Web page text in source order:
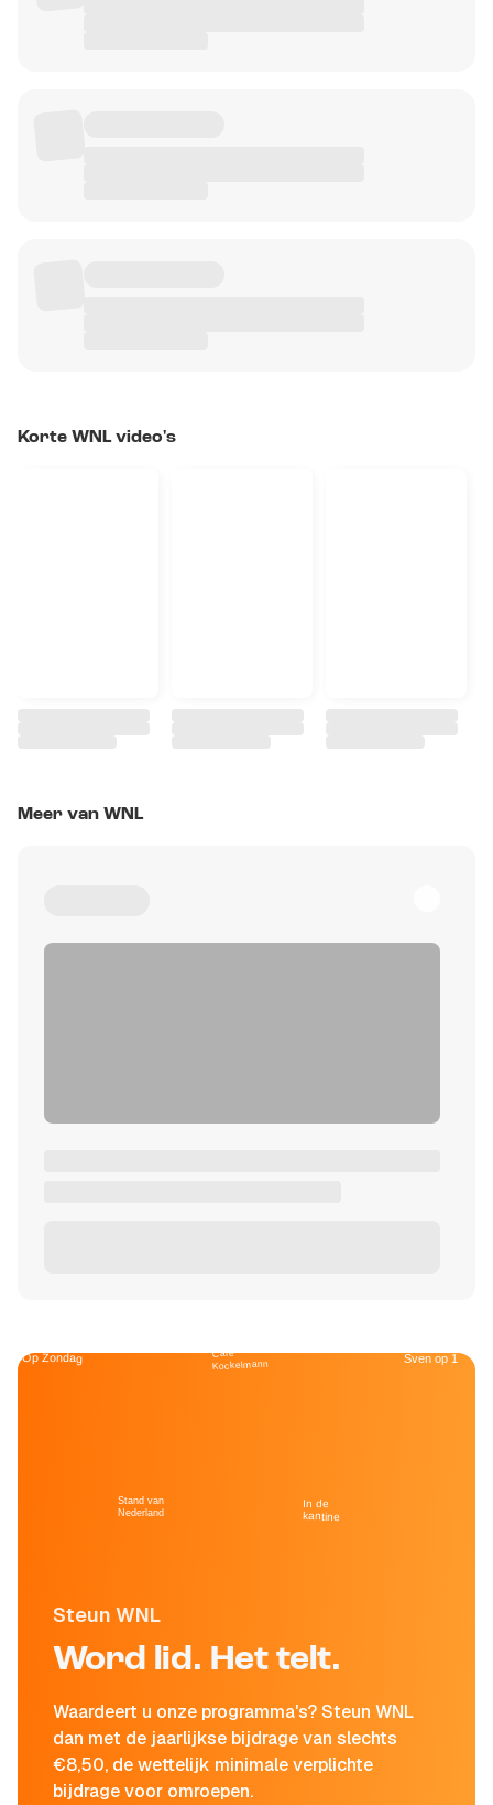
Korte WNL video's
Meer van WNL
Steun WNL
Word lid. Het telt.
Waardeert u onze programma's? Steun WNL
dan met de jaarlijkse bijdrage van slechts
€8,50, de wettelijk minimale verplichte
bijdrage voor omroepen.
Op Zondag
Stand van
Nederland
Café
Kockelmann
In de
kantine
Sven op 1